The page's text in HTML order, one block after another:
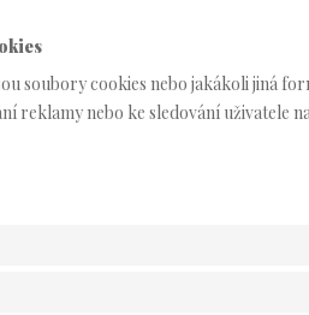
soubory cookies nebo jakákoli jiná
reklamy nebo ke sledování uživatele